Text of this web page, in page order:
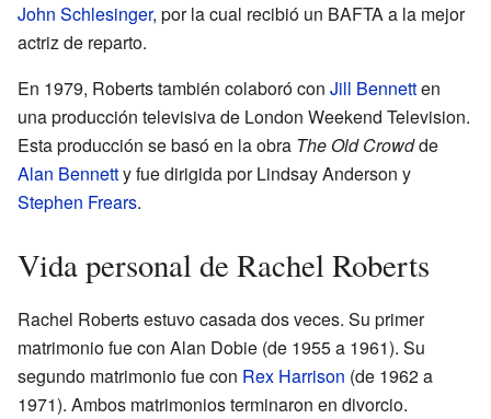
John Schlesinger, por la cual recibió un BAFTA a la mejor
actriz de reparto.
En 1979, Roberts también colaboró con Jill Bennetten
una producción televisiva de London Weekend Television.
Esta producción se basó en la obra The Old Crowdde
Alan Bennetty fue dirigida por Lindsay Anderson y
Stephen Frears.
Vida personal de Rachel Roberts
Rachel Roberts estuvo casada dos veces. Su primer
matrimonio fue con Alan Dobie (de 1955 a 1961). Su
segundo matrimonio fue con Rex Harrison (de 1962 a
1971). Ambos matrimonios terminaron en divorcio.